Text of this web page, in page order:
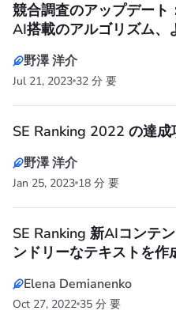
競合調査のアップデート
AI搭載のアルゴリズム、
野澤 洋介
Jul 21, 2023 32 分 要
SE Ranking 2022 の達
野澤 洋介
Jan 25, 2023 18 分 要
SE Ranking 新AIコンテ
ンドリーなテキストを作
Elena Demianenko
Oct 27, 2022 35 分 要